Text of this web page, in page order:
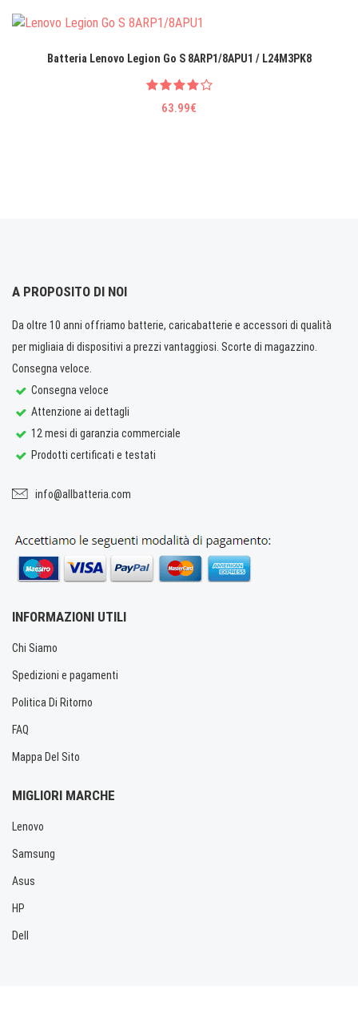
Batteria Lenovo Legion Go S 8ARP1/8APU1 / L24M3PK8
63.99€
A PROPOSITO DI NOI
Da oltre 10 anni offriamo batterie, caricabatterie e accessori di qualità
per migliaia di dispositivi a prezzi vantaggiosi. Scorte di magazzino.
Consegna veloce.
Consegna veloce
Attenzione ai dettagli
12 mesi di garanzia commerciale
Prodotti certificati e testati
info@allbatteria.com
INFORMAZIONI UTILI
Chi Siamo
Spedizioni e pagamenti
Politica Di Ritorno
FAQ
Mappa Del Sito
MIGLIORI MARCHE
Lenovo
Samsung
Asus
HP
Dell